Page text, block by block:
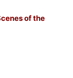
of the